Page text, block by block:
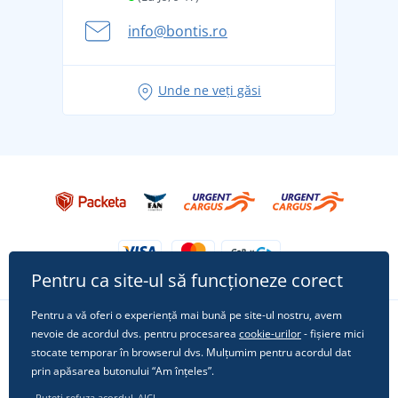
Aventura de vară începe cu bagajul - pregătiți-vă
pentru vacanță fără griji
Tricoul preferat City în rol principal: ținute pentru
info@bontis.ro
Unde ne veți găsi
Urmărește-ne pe rețelele sociale
Pentru ca site-ul să funcționeze corect
Pentru a vă oferi o experiență mai bună pe site-ul nostru, avem
nevoie de acordul dvs. pentru procesarea cookie-urilor- fișiere mici
stocate temporar în browserul dvs. Mulțumim pentru acordul dat
prin apăsarea butonului “Am înțeles”.